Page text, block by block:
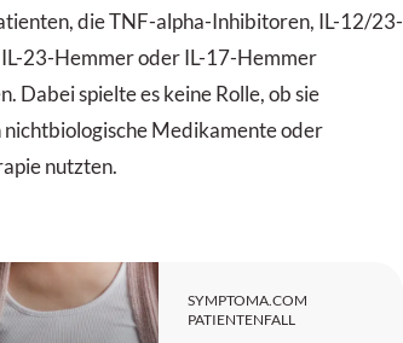
die TNF-alpha-Inhibitoren, IL-12/23-
23-Hemmer oder IL-17-Hemmer
Dabei spielte es keine Rolle, ob sie
nichtbiologische Medikamente oder
nutzten.
SYMPTOMA.COM
PATIENTENFALL